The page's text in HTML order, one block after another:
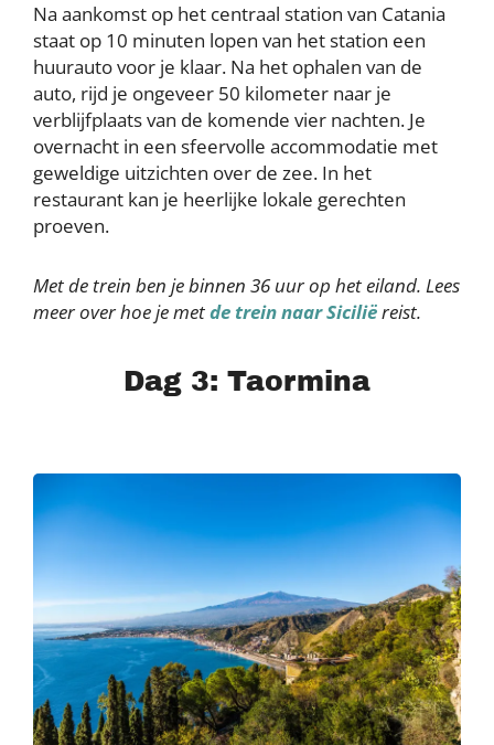
Na aankomst op het centraal station van Catania
staat op 10 minuten lopen van het station een
huurauto voor je klaar. Na het ophalen van de
auto, rijd je ongeveer 50 kilometer naar je
verblijfplaats van de komende vier nachten. Je
overnacht in een sfeervolle accommodatie met
geweldige uitzichten over de zee. In het
restaurant kan je heerlijke lokale gerechten
proeven.
Met de trein ben je binnen 36 uur op het eiland. Lees
meer over hoe je metde trein naar Siciliëreist.
Dag 3: Taormina